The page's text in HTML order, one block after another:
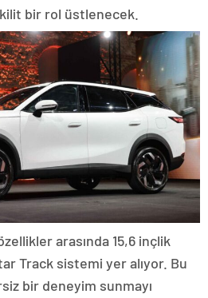
bir rol üstlenecek.
arasında 15,6 inçlik
Track sistemi yer alıyor. Bu
bir deneyim sunmayı